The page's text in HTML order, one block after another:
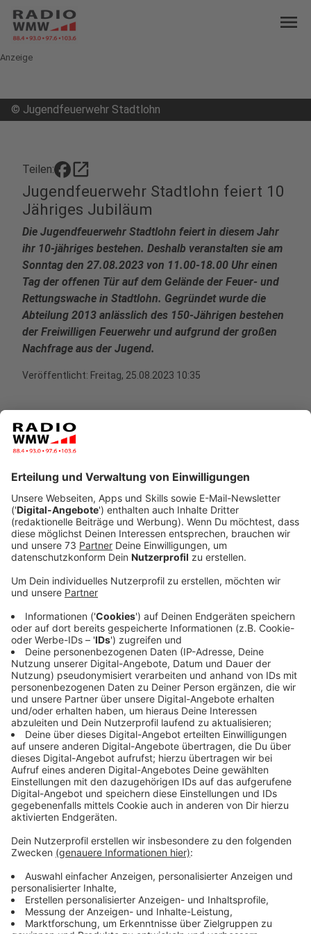
menu
Anzeige
© Jugendfeuerwehr Stadtlohn
Teilen: open_in_new
Jugendfeuerwehr Stadtlohn feiert 10
Jähriges Jubiläum
Die Jugendfeuerwehr Stadtlohn feiert in diesem Jahr
ihr 10-jähriges bestehen. Deshalb veranstalten sie am
Sonntag den 27.08.2023 von 11.00-18.00 Uhr einen
Tag der offenen Tür auf dem Gelände der Feuer- und
Rettungswache in Stadtlohn. Gegründet wurde die
Abteilung 2013 anlässlich des 150-Jährigen bestehen
der Freiwilligen Feuerwehr und aufgrund der großen
Nachfrage aus der Jugend.
Veröffentlicht: Freitag, 25.08.2023 10:35
Anzeige
Vorführungen, Quiz und Co.
In der Jugendfeuerwehr kann man sich von 12 bis 17
Jahren engagieren, gerade über viele Fragen rund um
Mitorganisator Günter Wewers. Dafür hat die
Neben Essen und Getränken können sich die Besucher
auch über eine Fahrzeugshow und einigen
Probeübungen freuen. Ebenfalls sollen Erste Hilfe
Situationen simuliert und das Absetzen des Notrufes
den Kindern näher gebracht werden. Zusätzlich wird es
einen Stationslauf für die Kinder geben, welcher die
Arbeit der Feuerwehr erklärt. Bei diesem gibt es auch
kleine Preise zu gewinnen.
Auch das neue Dekon V Konzept, was zusammen mit
der Vredener Feuerwehr ausgearbeitet wurde, wird am
Sonntag (27.08) vorgestellt. Dabei geht es umdas
Entfernen von gefährlichen Verunreinigungen, von
den Tag verteilt hat sich auch musikalische
Musikzüge sind ebenfalls am Start. Günter Wewers
freut sich auf zahlreiche Besucher, die auch der
Berufsfeuerwehr im Laufe des Tages bei Übungen am